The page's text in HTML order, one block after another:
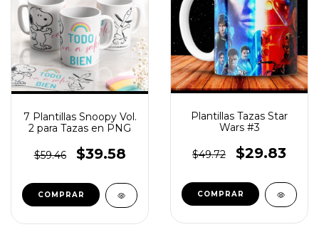
7 Plantillas Snoopy Vol.
2 para Tazas en PNG
$59.46 $39.58
Plantillas Tazas Star
Wars #3
$49.72 $29.83